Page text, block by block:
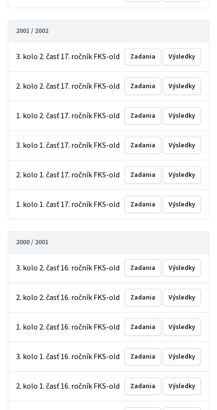
2001 / 2002
3. kolo 2. časť 17. ročník FKS-old Zadania Výsledky
2. kolo 2. časť 17. ročník FKS-old Zadania Výsledky
1. kolo 2. časť 17. ročník FKS-old Zadania Výsledky
3. kolo 1. časť 17. ročník FKS-old Zadania Výsledky
2. kolo 1. časť 17. ročník FKS-old Zadania Výsledky
1. kolo 1. časť 17. ročník FKS-old Zadania Výsledky
2000 / 2001
3. kolo 2. časť 16. ročník FKS-old Zadania Výsledky
2. kolo 2. časť 16. ročník FKS-old Zadania Výsledky
1. kolo 2. časť 16. ročník FKS-old Zadania Výsledky
3. kolo 1. časť 16. ročník FKS-old Zadania Výsledky
2. kolo 1. časť 16. ročník FKS-old Zadania Výsledky